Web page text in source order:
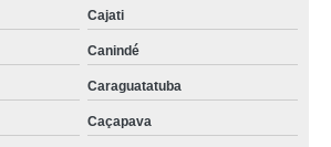
Extrema
branco Vila Palmeiras
Jardim Marabá
Cajati
Canindé
Caraguatatuba
Caçapava